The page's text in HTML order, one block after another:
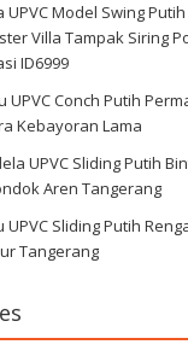
UPVC Model Swing
Villa Tampak Siring
ID6999
UPVC Conch Putih
Kebayoran Lama
UPVC Sliding Putih
Aren Tangerang
UPVC Sliding Putih
Tangerang